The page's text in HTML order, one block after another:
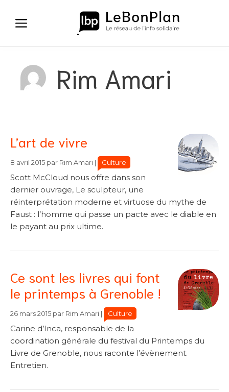
contenu
Rim Amari
L’art de vivre
8 avril 2015 par Rim Amari Catégories
Catégories
Culture
Scott McCloud nous offre dans son
dernier ouvrage, Le sculpteur, une
réinterprétation moderne et virtuose du mythe de
Faust : l’homme qui passe un pacte avec le diable en
le payant au prix ultime.
Ce sont les livres qui font
le printemps à Grenoble !
26 mars 2015 par Rim Amari Catégories
Catégories
Culture
Carine d’Inca, responsable de la
coordination générale du festival du Printemps du
Livre de Grenoble, nous raconte l’évènement.
Entretien.